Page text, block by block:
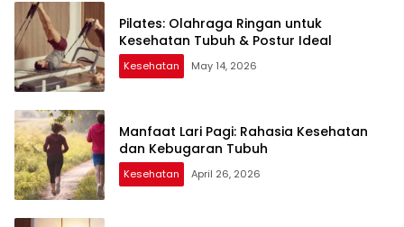
Pilates: Olahraga Ringan untuk
Kesehatan Tubuh & Postur Ideal
Kesehatan May 14, 2026
Manfaat Lari Pagi: Rahasia Kesehatan
dan Kebugaran Tubuh
Kesehatan April 26, 2026